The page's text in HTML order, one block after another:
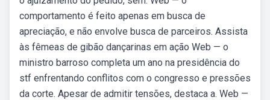
comportamento é feito apenas em busca de
apreciação, e não envolve busca de parceiros. Assista
às fêmeas de gibão dançarinas em ação Web — o
ministro barroso completa um ano na presidência do
stf enfrentando conflitos com o congresso e pressões
da corte. Apesar de admitir tensões, destaca a. Web —